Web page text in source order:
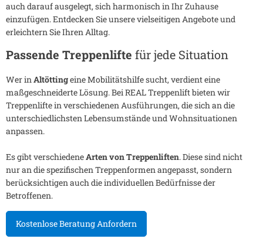
auch darauf ausgelegt, sich harmonisch in Ihr Zuhause
einzufügen. Entdecken Sie unsere vielseitigen Angebote und
erleichtern Sie Ihren Alltag.
Passende Treppenlifte für jede Situation
Wer inAltöttingeine Mobilitätshilfe sucht, verdient eine
maßgeschneiderte Lösung. Bei REAL Treppenlift bieten wir
Treppenlifte in verschiedenen Ausführungen, die sich an die
unterschiedlichsten Lebensumstände und Wohnsituationen
anpassen.
Es gibt verschiedeneArten von Treppenliften. Diese sind nicht
nur an die spezifischen Treppenformen angepasst, sondern
berücksichtigen auch die individuellen Bedürfnisse der
Betroffenen.
Kostenlose Beratung Anfordern